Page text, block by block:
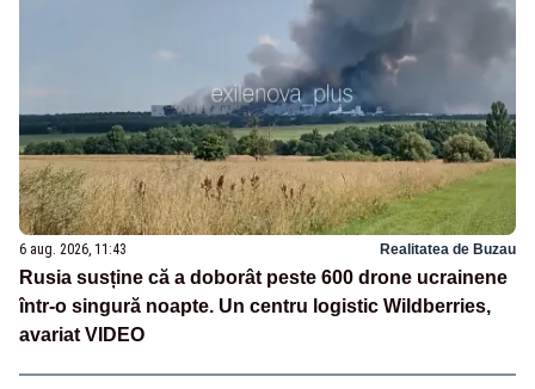
6 aug. 2026, 11:43 Realitatea de Buzau
Rusia susține că a doborât peste 600 drone ucrainene
într-o singură noapte. Un centru logistic Wildberries,
avariat VIDEO